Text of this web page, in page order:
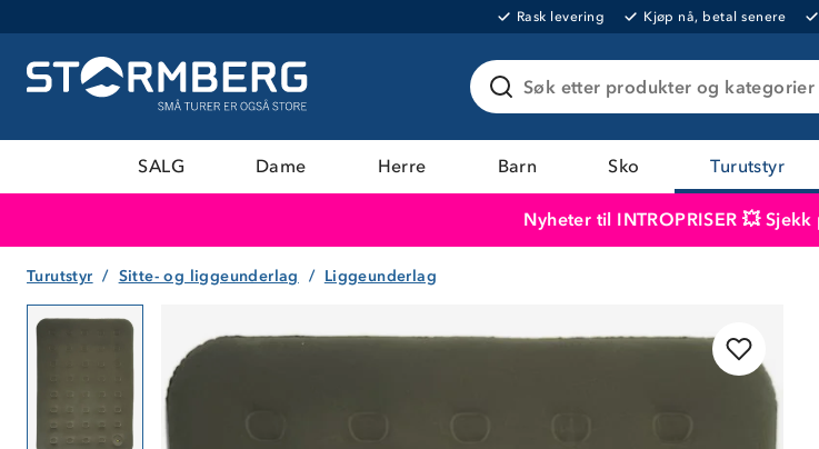
Rask levering Kjøp nå, betal senere
Søk etter produkter og kategorier
SALG Dame Herre Barn Sko Turutstyr
Nyheter til INTROPRISER 💥
Turutstyr Sitte- og liggeunderlag Liggeunderlag